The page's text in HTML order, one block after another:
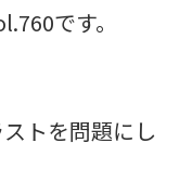
です。
トを問題にし